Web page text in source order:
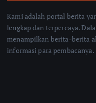
Kami adalah portal berita
lengkap dan terpercaya.
menampilkan berita-berita
informasi para pembacanya.